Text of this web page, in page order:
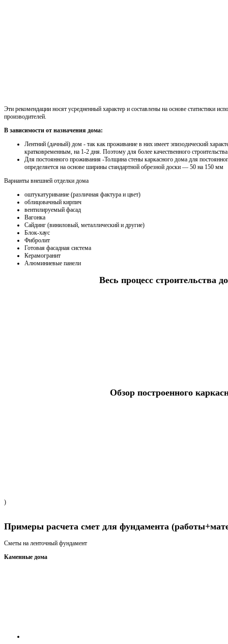
Эти рекомендации носят усредненный характер и составлены на основе статистики
производителей.
В зависимости от назначения дома:
Лентний (дачный) дом - так как проживание в них имеет эпизодический
кратковременным, на 1-2 дня. Поэтому для более качественного
Для постоянного проживания -Толщина стены каркасного дома для
определяется на основе ширины стандартной обрезной доски — 50 на 150 мм
Варианты внешней отделки дома
оштукатуривание (различная фактура и цвет)
облицовачный кирпич
вентилируемый фасад
Вагонка
Сайдинг (виниловый, металлический и другие)
Блок-хаус
Фибролит
Готовая фасадная система
Керамогранит
Алюминиевые панели
Весь процесс строительства
Обзор построенного
)
Примеры расчета смет для фундамента
Сметы на ленточный фундамент
Каменные дома